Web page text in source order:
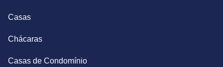
Casas
Chácaras
Casas de Condomínio